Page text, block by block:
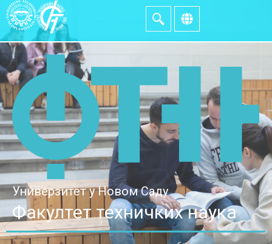
Универзитет у Новом Саду
Факултет техничких наука